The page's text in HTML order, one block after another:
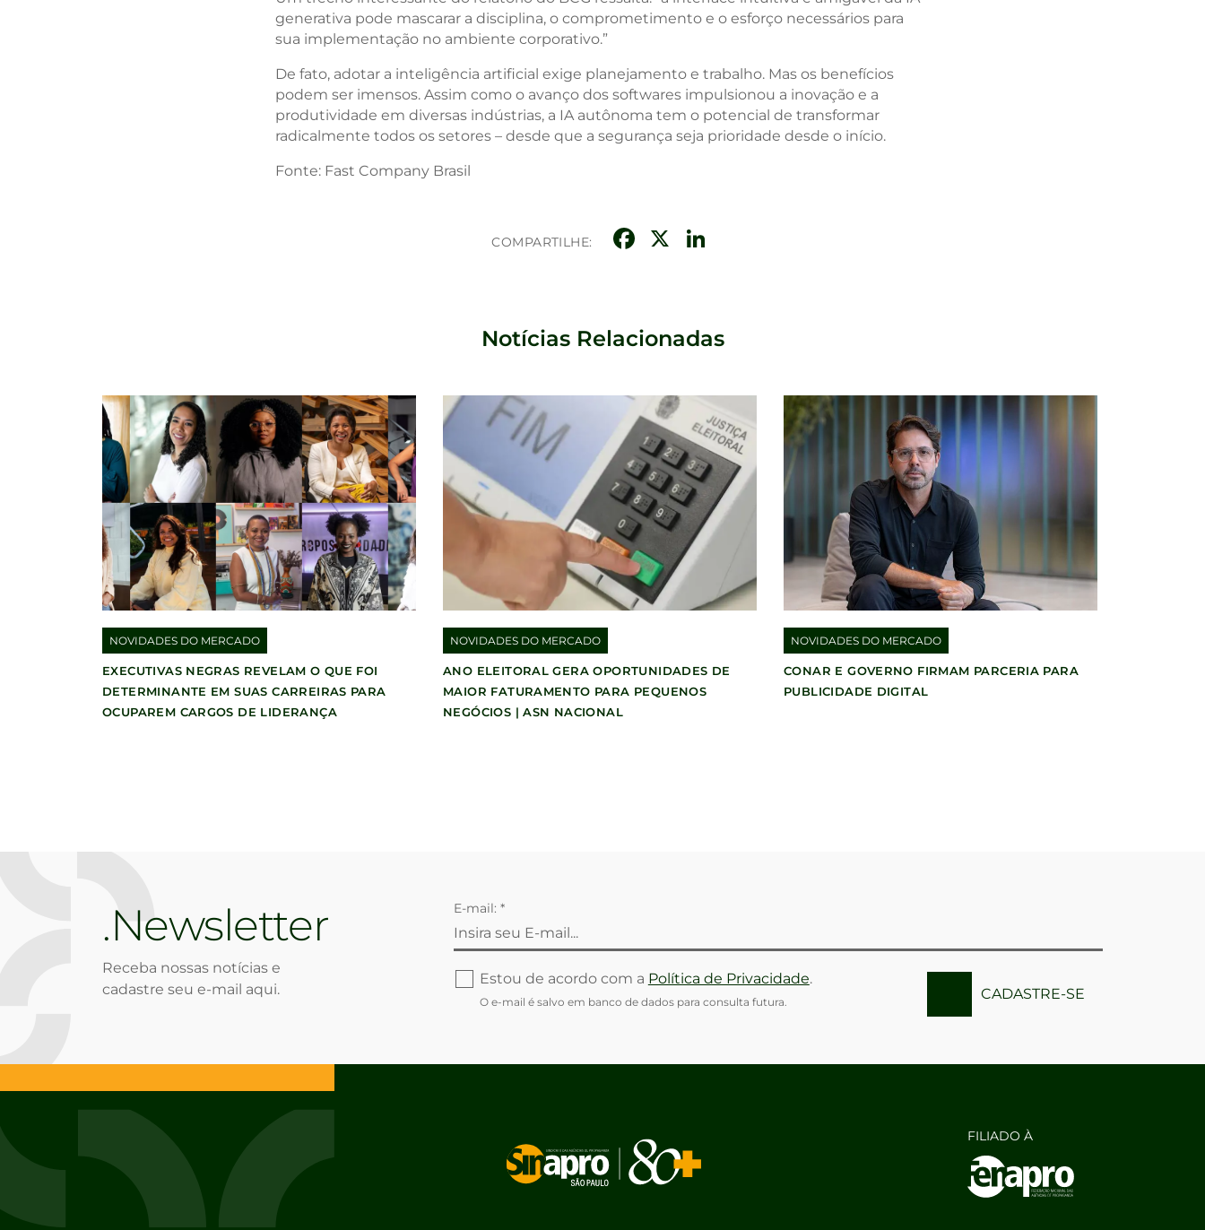
generativa pode mascarar a disciplina, o comprometimento e o esforço necessários para
sua implementação no ambiente corporativo.”
De fato, adotar a inteligência artificial exige planejamento e trabalho. Mas os benefícios
podem ser imensos. Assim como o avanço dos softwares impulsionou a inovação e a
produtividade em diversas indústrias, a IA autônoma tem o potencial de transformar
radicalmente todos os setores – desde que a segurança seja prioridade desde o início.
Fonte: Fast Company Brasil
COMPARTILHE: Facebook
X
Notícias Relacionadas
NOVIDADES DO MERCADO
EXECUTIVAS NEGRAS REVELAM O QUE FOI
DETERMINANTE EM SUAS CARREIRAS PARA
OCUPAREM CARGOS DE LIDERANÇA
NOVIDADES DO MERCADO
ANO ELEITORAL GERA OPORTUNIDADES DE
MAIOR FATURAMENTO PARA PEQUENOS
NEGÓCIOS | ASN NACIONAL
NOVIDADES DO MERCADO
CONAR E GOVERNO FIRMAM PARCERIA PARA
PUBLICIDADE DIGITAL
Newsletter
Receba nossas notícias e
cadastre seu e-mail aqui.
E-mail: *
Estou de acordo com a Política de Privacidade.
O e-mail é salvo em banco de dados para consulta futura. CADASTRE-SE
FILIADO À